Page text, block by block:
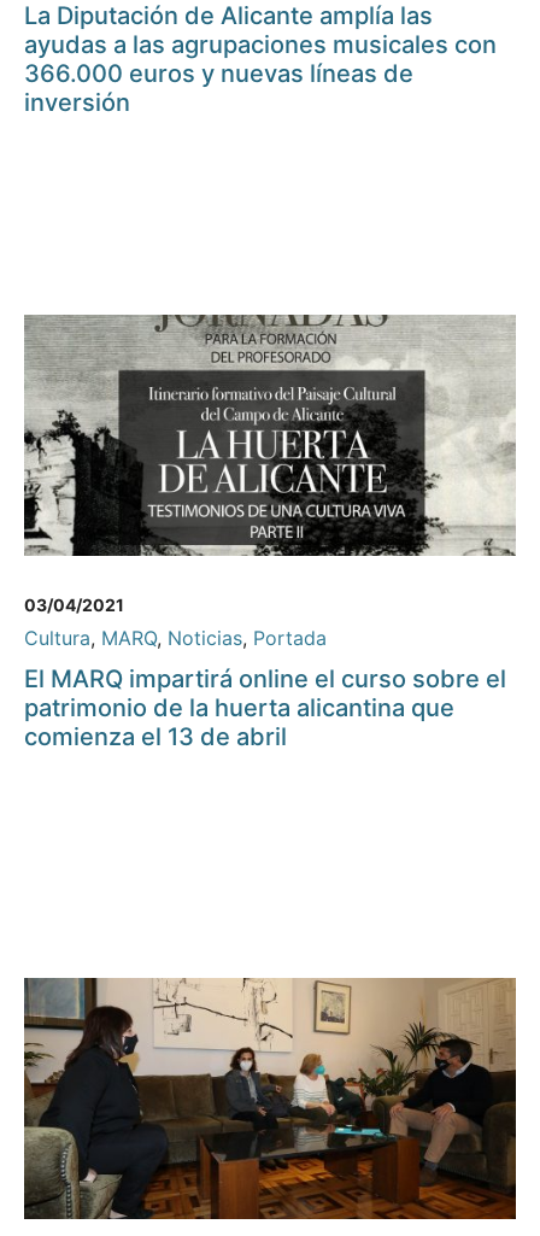
La Diputación de Alicante amplía las
ayudas a las agrupaciones musicales con
366.000 euros y nuevas líneas de
inversión
03/04/2021
Cultura, MARQ, Noticias, Portada
El MARQ impartirá online el curso sobre el
patrimonio de la huerta alicantina que
comienza el 13 de abril